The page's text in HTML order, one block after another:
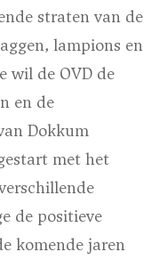
straten van de
lampions en
wil de OVD de
en de
Dokkum
met het
de positieve
komende jaren